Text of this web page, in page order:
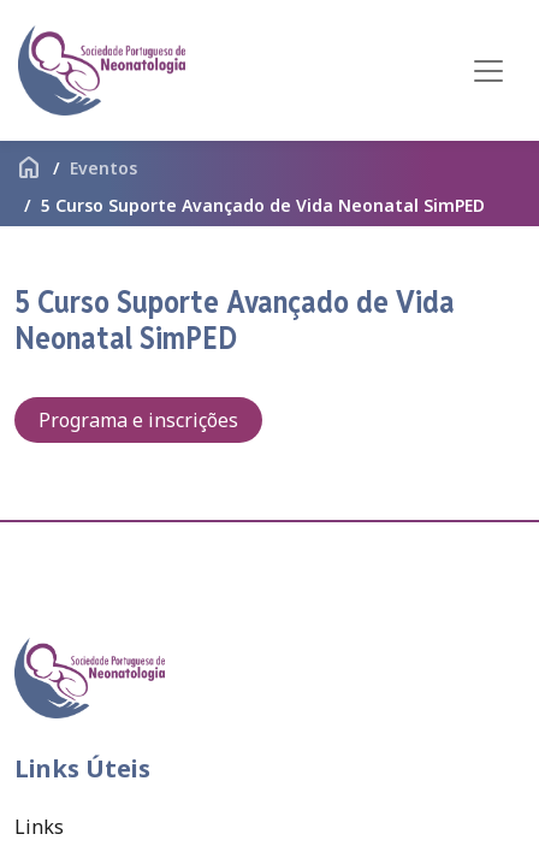
home
Eventos
5 Curso Suporte Avançado de Vida Neonatal SimPED
5 Curso Suporte Avançado de Vida
Neonatal SimPED
Programa e inscrições
Links Úteis
Links